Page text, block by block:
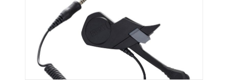
LH050 NATO GREEN - קסדת טיסה MSA